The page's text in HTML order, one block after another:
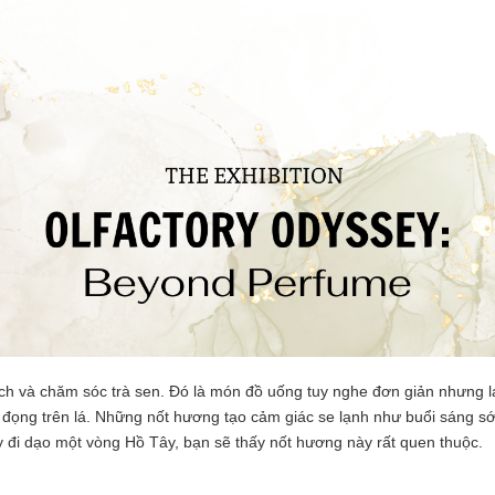
và chăm sóc trà sen. Đó là món đồ uống tuy nghe đơn giản nhưng
trên lá. Những nốt hương tạo cảm giác se lạnh như buổi sáng
dạo một vòng Hồ Tây, bạn sẽ thấy nốt hương này rất quen thuộc.